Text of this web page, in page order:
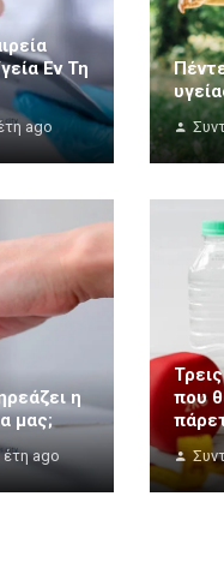
Εν Τη
ago
η
μας;
έτη ago
που